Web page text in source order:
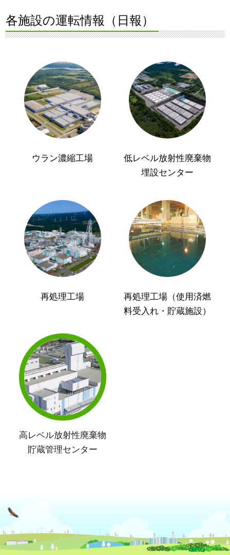
各施設の運転情報（日報）
ウラン濃縮工場
低レベル放射性廃棄物
埋設センター
再処理工場
再処理工場（使用済燃
料受入れ・貯蔵施設）
高レベル放射性廃棄物
貯蔵管理センター